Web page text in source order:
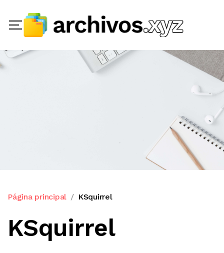
Página principal KSquirrel
KSquirrel